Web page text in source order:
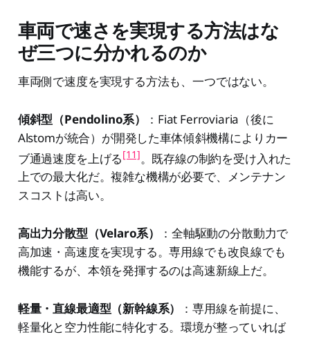
車両で速さを実現する方法はな
ぜ三つに分かれるのか
車両側で速度を実現する方法も、一つではない。
傾斜型（Pendolino系）
：Fiat Ferroviaria（後に
Alstomが統合）が開発した車体傾斜機構によりカー
ブ通過速度を上げる[11]。既存線の制約を受け入れた
上での最大化だ。複雑な機構が必要で、メンテナン
スコストは高い。
高出力分散型（Velaro系）
：全軸駆動の分散動力で
高加速・高速度を実現する。専用線でも改良線でも
機能するが、本領を発揮するのは高速新線上だ。
軽量・直線最適型（新幹線系）
：専用線を前提に、
軽量化と空力性能に特化する。環境が整っていれば